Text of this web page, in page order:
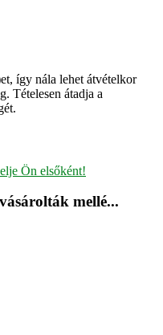
így nála lehet átvételkor
Tételesen átadja a
Ön elsőként!
mellé...